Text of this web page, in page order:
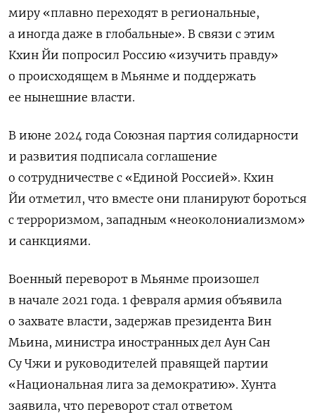
миру «плавно переходят в региональные,
а иногда даже в глобальные». В связи с этим
Кхин Йи попросил Россию «изучить правду»
о происходящем в Мьянме и поддержать
ее нынешние власти.
В июне 2024 года Союзная партия солидарности
и развития подписала соглашение
о сотрудничестве с «Единой Россией». Кхин
Йи отметил, что вместе они планируют бороться
с терроризмом, западным «неоколониализмом»
и санкциями.
Военный переворот в Мьянме произошел
в начале 2021 года. 1 февраля армия объявила
о захвате власти, задержав президента Вин
Мьина, министра иностранных дел Аун Сан
Су Чжи и руководителей правящей партии
«Национальная лига за демократию». Хунта
заявила, что переворот стал ответом